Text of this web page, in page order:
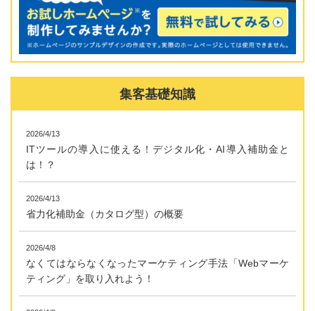
集客基礎知識
2026/4/13
ITツールの導入に使える！デジタル化・AI導入補助金と
は！？
2026/4/13
省力化補助金（カタログ型）の概要
2026/4/8
なくてはならなくなったマーケティング手法「Webマーケ
ティング」を取り入れよう！